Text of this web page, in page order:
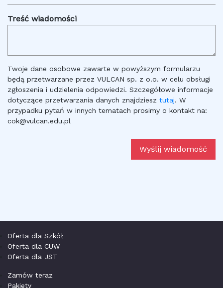
Treść wiadomości
Twoje dane osobowe zawarte w powyższym formularzu
będą przetwarzane przez VULCAN sp. z o.o. w celu obsługi
zgłoszenia i udzielenia odpowiedzi. Szczegółowe informacje
dotyczące przetwarzania danych znajdziesz tutaj. W
przypadku pytań w innych tematach prosimy o kontakt na:
cok@vulcan.edu.pl
Oferta dla Szkół
Oferta dla CUW
Oferta dla JST
Zamów teraz
Pakiety